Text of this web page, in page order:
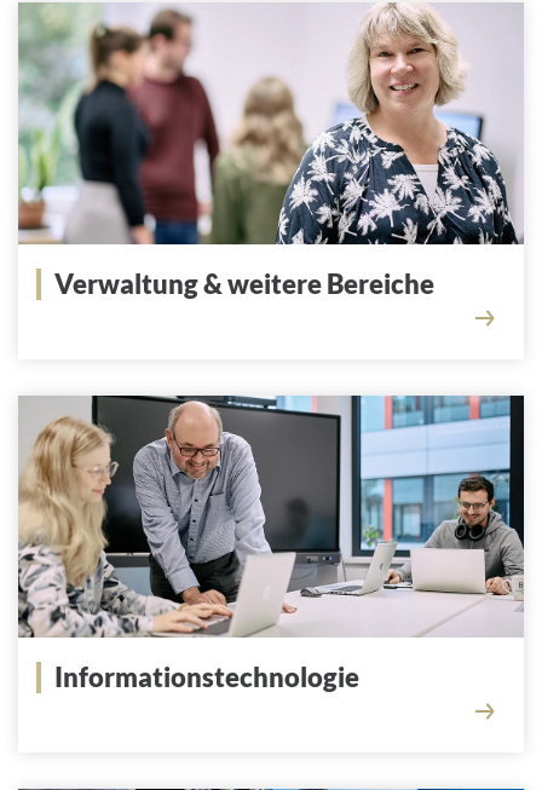
Verwaltung & weitere Bereiche
Informationstechnologie